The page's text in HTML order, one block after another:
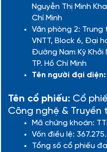
Nguyễn Thị Minh
Chí Minh
Văn phòng 2: Trung
VNTT, Block 6, Đại
Đường Nam Kỳ Khởi
TP. Hồ Chí Minh
Tên người đại diện:
Tên cổ phiếu: Cổ
Công nghệ & Truyền
Mã chứng khoán:
Vốn điều lệ:
Tổng số cổ phiếu